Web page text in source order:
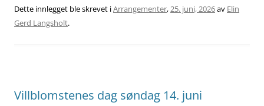
Dette innlegget ble skrevet iArrangementer,25. juni, 2026av Elin
Gerd Langsholt.
Villblomstenes dag søndag 14. juni